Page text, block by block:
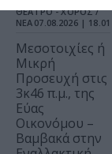
ΘΕΑΤΡΟ - ΧΟΡΟΣ /
ΝΕΑ 07.08.2026 | 18.01
Μεσοτοιχίες ή
Μικρή
Προσευχή στις
3κ46 π.μ., της
Εύας
Οικονόμου –
Βαμβακά στην